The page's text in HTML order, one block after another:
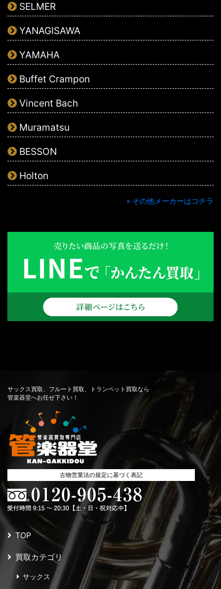
SELMER
YANAGISAWA
YAMAHA
Buffet Crampon
Vincent Bach
Muramatsu
BESSON
Holton
» その他メーカーはコチラ
サックス買取、フルート買取、トランペット買取なら
管楽器堂へお任せ下さい！
古物営業法の規定に基づく表記
TOP
買取カテゴリ
サックス